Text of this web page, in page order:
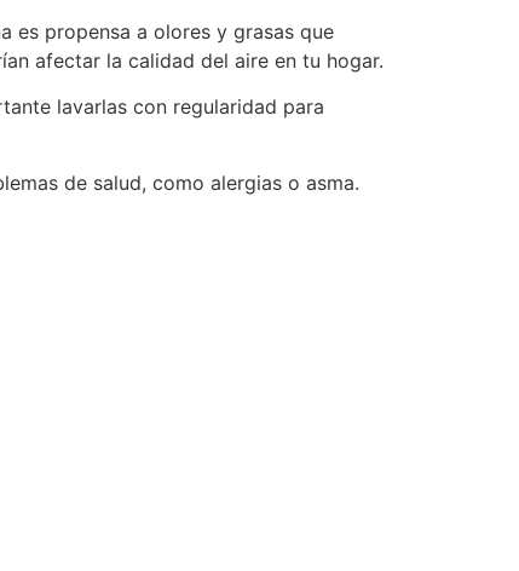
es propensa a olores y grasas que
afectar la calidad del aire en tu hogar.
lavarlas con regularidad para
de salud, como alergias o asma.